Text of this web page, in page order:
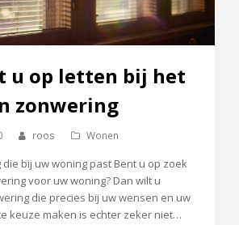
u op letten bij het
zonwering
roos Wonen
bij uw woning past Bent u op zoek
voor uw woning? Dan wilt u
die precies bij uw wensen en uw
keuze maken is echter zeker niet…